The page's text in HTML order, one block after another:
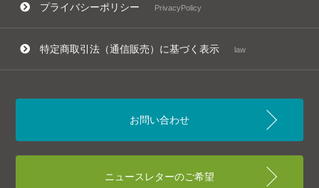
プライバシーポリシー PrivacyPolicy
特定商取引法（通信販売）に基づく表示 law
お問い合わせ
ニュースレターのご希望